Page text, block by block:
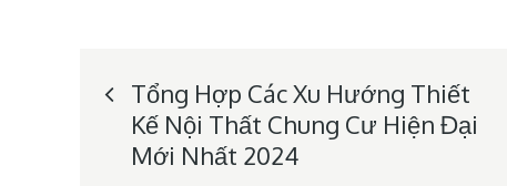
Post
navigation
Tổng Hợp Các Xu Hướng Thiết
Kế Nội Thất Chung Cư Hiện Đại
Mới Nhất 2024